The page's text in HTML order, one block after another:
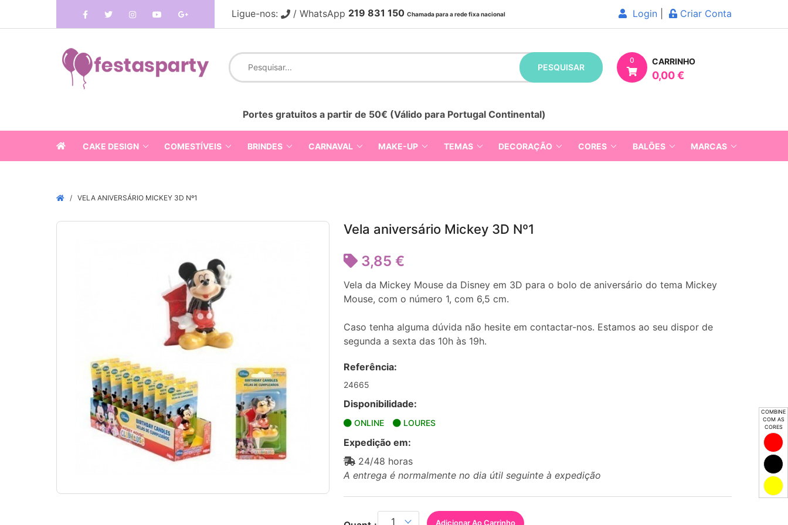
COMBINE
COM AS
CORES
Ligue-nos: / WhatsApp 219 831 150 Chamada para a rede fixa nacional Login Criar Conta
PESQUISAR
0 CARRINHO
0,00 €
Portes gratuitos a partir de 50€ (Válido para Portugal Continental)
CAKE DESIGN COMESTÍVEIS BRINDES CARNAVAL MAKE-UP TEMAS DECORAÇÃO CORES BALÕES MARCAS
VELA ANIVERSÁRIO MICKEY 3D Nº1
Vela aniversário Mickey 3D Nº1
3,85 €
Vela da Mickey Mouse da Disney em 3D para o bolo de aniversário do tema Mickey
Mouse, com o número 1, com 6,5 cm.
Caso tenha alguma dúvida não hesite em contactar-nos. Estamos ao seu dispor de
segunda a sexta das 10h às 19h.
Referência:
24665
Disponibilidade:
ONLINE LOURES
Expedição em:
24/48 horas
A entrega é normalmente no dia útil seguinte à expedição
Adicionar Ao Carrinho